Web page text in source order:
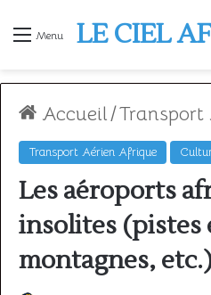
Menu LE CIEL
Accueil/
Transport Aérien Afrique
Les aéroports
insolites (pistes
montagnes,